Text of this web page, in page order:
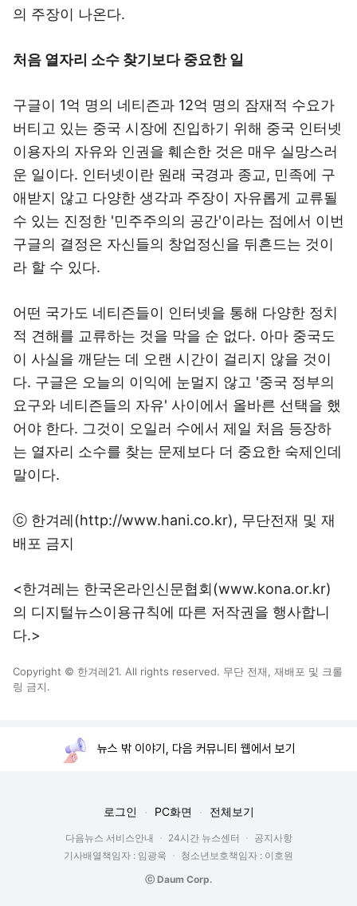
의 주장이 나온다.
처음 열자리 소수 찾기보다 중요한 일
구글이 1억 명의 네티즌과 12억 명의 잠재적 수요가
버티고 있는 중국 시장에 진입하기 위해 중국 인터넷
이용자의 자유와 인권을 훼손한 것은 매우 실망스러
운 일이다. 인터넷이란 원래 국경과 종교, 민족에 구
애받지 않고 다양한 생각과 주장이 자유롭게 교류될
수 있는 진정한 '민주주의의 공간'이라는 점에서 이번
구글의 결정은 자신들의 창업정신을 뒤흔드는 것이
라 할 수 있다.
어떤 국가도 네티즌들이 인터넷을 통해 다양한 정치
적 견해를 교류하는 것을 막을 순 없다. 아마 중국도
이 사실을 깨닫는 데 오랜 시간이 걸리지 않을 것이
다. 구글은 오늘의 이익에 눈멀지 않고 '중국 정부의
요구와 네티즌들의 자유' 사이에서 올바른 선택을 했
어야 한다. 그것이 오일러 수에서 제일 처음 등장하
는 열자리 소수를 찾는 문제보다 더 중요한 숙제인데
말이다.
ⓒ 한겨레(http://www.hani.co.kr), 무단전재 및 재
배포 금지
<한겨레는 한국온라인신문협회(www.kona.or.kr)
의 디지털뉴스이용규칙에 따른 저작권을 행사합니
다.>
Copyright © 한겨레21. All rights reserved. 무단 전재, 재배포 및 크롤
링 금지.
뉴스 밖 이야기, 다음 커뮤니티 웹에서 보기
로그인 PC화면 전체보기
다음뉴스 서비스안내 24시간 뉴스센터
공지사항
기사배열책임자 : 임광욱
청소년보호책임자 : 이호원
ⓒ Daum Corp.